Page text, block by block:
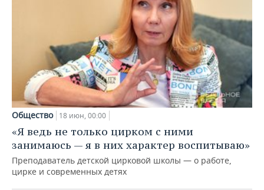
Общество 18 июн, 00:00
«Я ведь не только цирком с ними
занимаюсь — я в них характер воспитываю»
Преподаватель детской цирковой школы — о работе,
цирке и современных детях